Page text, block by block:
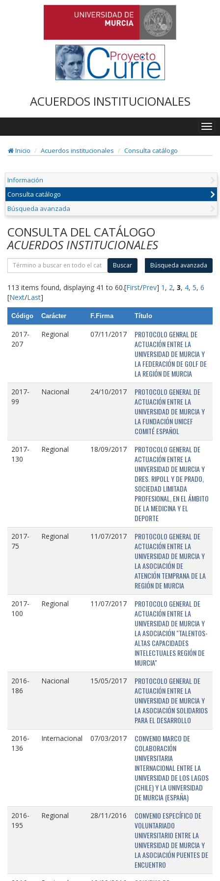
ACUERDOS INSTITUCIONALES
Inicio
Acuerdos institucionales Consulta catálogo
Información
Consulta catálogo
Búsqueda avanzada
CONSULTA DEL CATÁLOGO
ACUERDOS INSTITUCIONALES
Buscar Búsqueda avanzada
113 items found, displaying 41 to 60.[First/Prev] 1 , 2, 3, 4, 5, 6
[Next/Last]
Código Carácter F.Firma Título
2017-
207
Regional 07/11/2017
PROTOCOLO GENRAL DE
ACTUACIÓN ENTRE LA
UNIVERSIDAD DE MURCIA Y
LA FEDERACIÓN DE GOLF DE
LA REGIÓN DE MURCIA
2017-
99
Nacional 24/10/2017
PROTOCOLO GENERAL DE
ACTUACIÓN ENTRE LA
UNIVERSIDAD DE MURCIA Y
LA FUNDACIÓN UNICEF
COMITÉ ESPAÑOL
2017-
130
Regional 18/09/2017
PROTOCOLO GENERAL DE
ACTUACIÓN ENTRE LA
UNIVERSIDAD DE MURCIA Y
DRES. RIPOLL Y DE PRADO,
SOCIEDAD LIMITADA
PROFESIONAL, EN EL ÁMBITO
DE LA MEDICINA Y EL
DEPORTE
2017-
75
Regional 11/07/2017
PROTOCOLO GENERAL DE
ACTUACIÓN ENTRE LA
UNIVERSIDAD DE MURCIA Y
LA ASOCIACIÓN DE
ATENCIÓN TEMPRANA DE LA
REGIÓN DE MURCIA
2017-
100
Regional 11/07/2017
PROTOCOLO GENERAL DE
ACTUACIÓN ENTRE LA
UNIVERSIDAD DE MURCIA Y
LA ASOCIACIÓN "TALENTOS-
ALTAS CAPACIDADES
INTELECTUALES REGIÓN DE
MURCIA"
2016-
186
Nacional 15/05/2017
PROTOCOLO GENERAL DE
ACTUACIÓN ENTRE LA
UNIVERSIDAD DE MURCIA Y
LA ASOCIACIÓN SOLIDARIOS
PARA EL DESARROLLO
2016-
136
Internacional 07/03/2017
CONVENIO MARCO DE
COLABORACIÓN
UNIVERSITARIA
INTERNACIONAL ENTRE LA
UNIVERSIDAD DE LOS LAGOS
(CHILE) Y LA UNIVERSIDAD
DE MURCIA (ESPAÑA)
2016-
195
Regional 28/11/2016
CONVENIO ESPECÍFICO DE
VOLUNTARIADO
UNIVERSITARIO ENTRE LA
UNIVERSIDAD DE MURCIA Y
LA ASOCIACIÓN PUENTES DE
ENCUENTRO